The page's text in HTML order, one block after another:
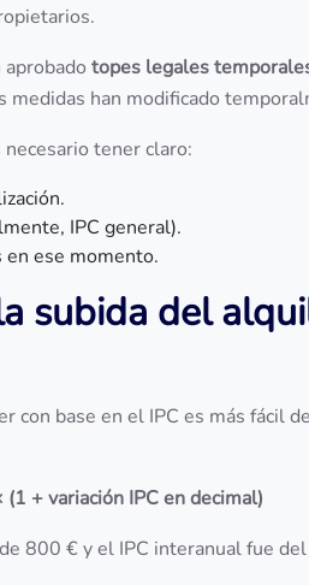
topes legales
medidas han modificado
tener claro:
IPC general).
ese momento.
subida del
base en el IPC es más fácil
+ variación IPC en decimal)
800 € y el IPC interanual fue